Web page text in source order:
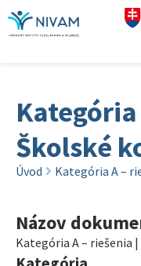
Školské
Úvod Kategória A –
Názov
Kategória A – riešenia